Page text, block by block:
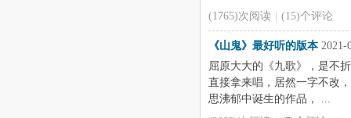
(1765)次阅读 | (15)个评论
《山鬼》最好听的版本2021-
屈原大大的《九歌》，是不
直接拿来唱，居然一字不改
思沸郁中诞生的作品， ...